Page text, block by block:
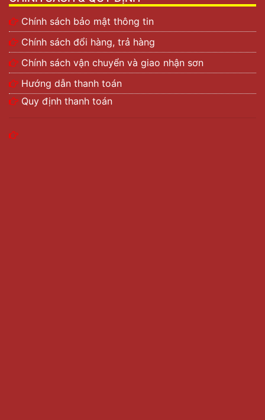
Chính sách bảo mật thông tin
Chính sách đổi hàng, trả hàng
Chính sách vận chuyển và giao nhận sơn
Hướng dẫn thanh toán
Quy định thanh toán